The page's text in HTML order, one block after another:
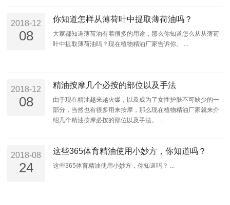
2018-12
08
你知道怎样从薄荷叶中提取薄荷油吗？
大家都知道薄荷油有着很多的用途，那么你知道怎么从从薄荷
叶中提取薄荷油吗？现在植物精油厂家告诉你。 ...
2018-12
08
精油按摩几个必按的部位以及手法
由于现在精油越来越火爆，以及成为了女性护肤不可缺少的一
部分，当然也有很多用来按摩，那么现在植物精油厂家就来介
绍几个精油按摩必按的部位以及手法。 ...
2018-08
24
这些365体育精油使用小妙方，你知道吗？
这些365体育精油使用小妙方，你知道吗？ ...